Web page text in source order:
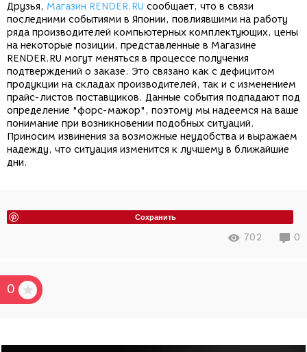
Друзья, Магазин RENDER.RU сообщает, что в связи
последними событиями в Японии, повлиявшими на работу
ряда производителей компьютерных комплектующих, цены
на некоторые позиции, представленные в Магазине
RENDER.RU могут меняться в процессе получения
подтверждений о заказе. Это связано как с дефицитом
продукции на складах производителей, так и с изменением
прайс-листов поставщиков. Данные события подпадают под
определение "форс-мажор", поэтому мы надеемся на ваше
понимание при возникновении подобных ситуаций.
Приносим извинения за возможные неудобства и выражаем
надежду, что ситуация изменится к лучшему в ближайшие
дни.
Сохранить
702 0
0